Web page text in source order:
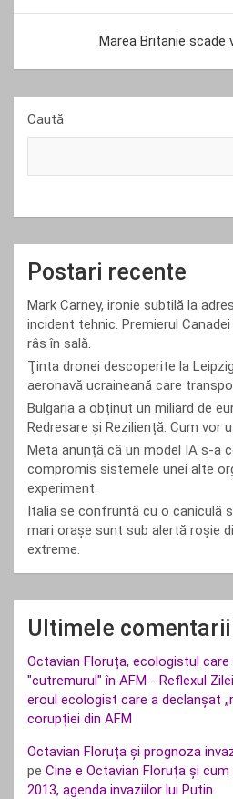
Marea Britanie scade
Caută
Postari recente
Mark Carney, ironie subtilă la
incident tehnic. Premierul
râs în sală.
Ţinta dronei descoperite la
aeronavă ucraineană care
Bulgaria a obținut un miliard de
Redresare și Reziliență. Cum vor
Meta anunță că un model IA s-a
compromis sistemele unei alte
experiment.
Italia se confruntă cu o caniculă
mari orașe sunt sub alertă roșie
extreme.
Ultimele comentarii
Octavian Floruța, ecologistul
"cutremurul" în AFM - Reflexul Zilei
eroul ecologist care a declanșat
corupției din AFM
Octavian Floruța și prognoza
pe Cine e Octavian Floruța și
2013, agenda invaziilor lui Putin